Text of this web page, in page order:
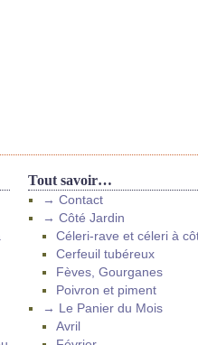
Tout savoir…
→ Contact
→ Côté Jardin
Céleri-rave et céleri à
Cerfeuil tubéreux
Fèves, Gourganes
Poivron et piment
→ Le Panier du Mois
Avril